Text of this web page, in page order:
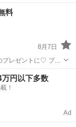
た🍀 誕生日・卒業
ントに豪華なバル
料
8月7日
レゼントに♡ ブラ
上品さと華やかさ
色合いのフラワー
バルーン
万円以下多数
！
Ad